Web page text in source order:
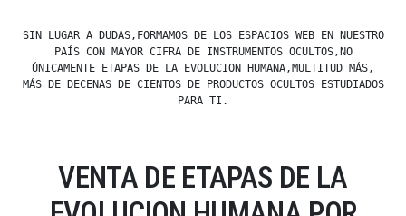
SIN LUGAR A DUDAS,FORMAMOS DE LOS ESPACIOS WEB EN NUESTRO
PAÍS CON MAYOR CIFRA DE INSTRUMENTOS OCULTOS,NO
ÚNICAMENTE ETAPAS DE LA EVOLUCION HUMANA,MULTITUD MÁS,
MÁS DE DECENAS DE CIENTOS DE PRODUCTOS OCULTOS ESTUDIADOS
PARA TI.
VENTA DE ETAPAS DE LA